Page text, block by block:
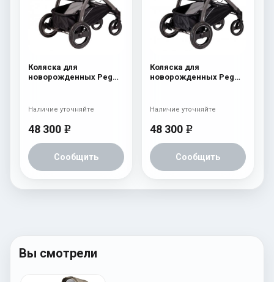
Коляска для
новорожденных Peg
48 300 e
Сообщить
Наличие уточняйте
Коляска для
новорожденных Peg
48 300 e
Сообщить
Наличие уточняйте
Вы смотрели